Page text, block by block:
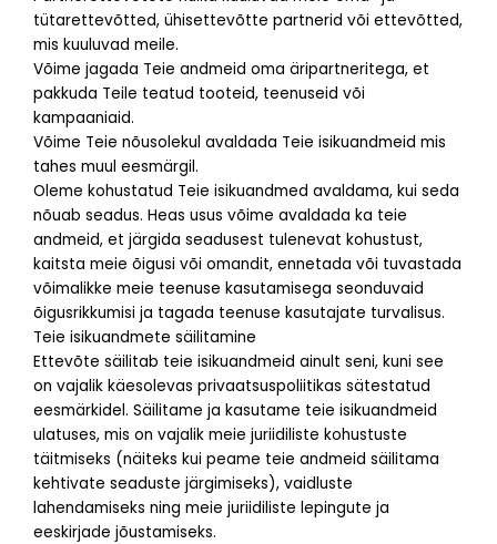
tütarettevõtted, ühisettevõtte partnerid või ettevõtted,
mis kuuluvad meile.
Võime jagada Teie andmeid oma äripartneritega, et
pakkuda Teile teatud tooteid, teenuseid või
kampaaniaid.
Võime Teie nõusolekul avaldada Teie isikuandmeid mis
tahes muul eesmärgil.
Oleme kohustatud Teie isikuandmed avaldama, kui seda
nõuab seadus. Heas usus võime avaldada ka teie
andmeid, et järgida seadusest tulenevat kohustust,
kaitsta meie õigusi või omandit, ennetada või tuvastada
võimalikke meie teenuse kasutamisega seonduvaid
õigusrikkumisi ja tagada teenuse kasutajate turvalisus.
Teie isikuandmete säilitamine
Ettevõte säilitab teie isikuandmeid ainult seni, kuni see
on vajalik käesolevas privaatsuspoliitikas sätestatud
eesmärkidel. Säilitame ja kasutame teie isikuandmeid
ulatuses, mis on vajalik meie juriidiliste kohustuste
täitmiseks (näiteks kui peame teie andmeid säilitama
kehtivate seaduste järgimiseks), vaidluste
lahendamiseks ning meie juriidiliste lepingute ja
eeskirjade jõustamiseks.